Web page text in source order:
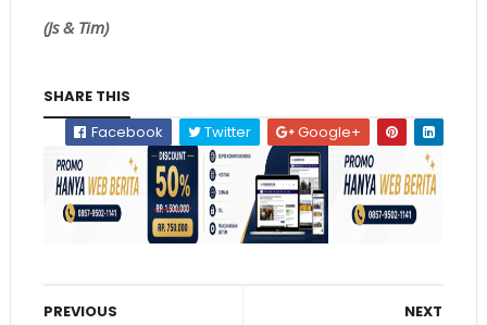
(Js & Tim)
SHARE THIS
Facebook
Twitter Google+
NEXT
PREVIOUS